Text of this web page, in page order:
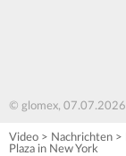
© glomex, 07.07.2026
Video > Nachrichten >
Plaza in New York